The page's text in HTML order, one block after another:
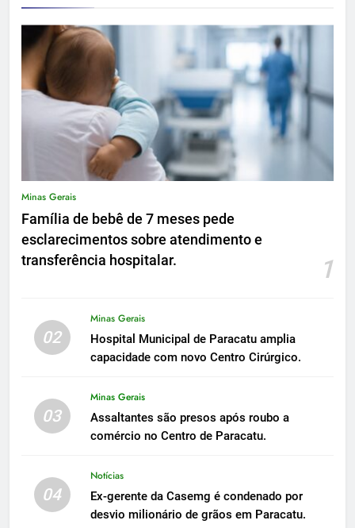
Minas Gerais
Família de bebê de 7 meses pede
esclarecimentos sobre atendimento e
transferência hospitalar.
1
02
Minas Gerais
Hospital Municipal de Paracatu amplia
capacidade com novo Centro Cirúrgico.
03
Minas Gerais
Assaltantes são presos após roubo a
comércio no Centro de Paracatu.
04
Notícias
Ex-gerente da Casemg é condenado por
desvio milionário de grãos em Paracatu.